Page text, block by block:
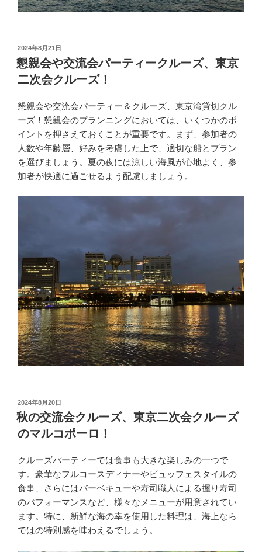
投
稿
日:
2024年8月21日
懇親会や交流会パーティークルーズ、東京
二次会クルーズ！
懇親会や交流会パーティー＆クルーズ、東京湾貸切クル
ーズ！懇親会のプランニングにおいては、いくつかのポ
イントを押さえておくことが重要です。まず、参加者の
人数や年齢層、好みを考慮した上で、適切な船とプラン
を選びましょう。夏の夜には涼しい海風が心地よく、参
加者が快適に過ごせるよう配慮しましょう。
投
稿
日:
2024年8月20日
秋の交流会クルーズ、東京二次会クルーズ
のマルコポーロ！
クルーズパーティーでは食事も大きな楽しみの一つで
す。豪華なフルコースディナーやビュッフェスタイルの
食事、さらにはバーベキューや寿司職人による握り寿司
のパフォーマンスなど、様々なメニューが用意されてい
ます。特に、新鮮な海の幸を使用した料理は、海上なら
ではの特別感を味わえるでしょう。